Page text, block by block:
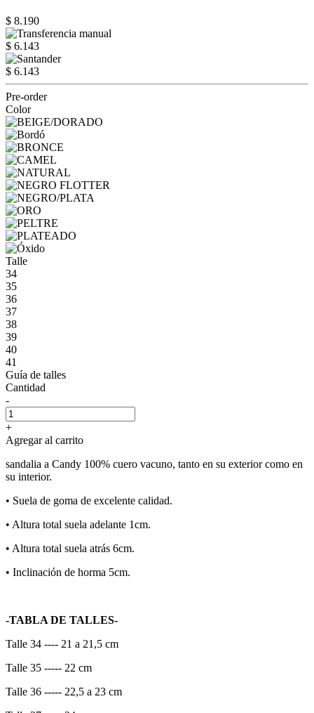
$ 8.190
$ 6.143
$ 6.143
Pre-order
Color
Talle
34
35
36
37
38
39
40
41
Guía de talles
Cantidad
-
+
Agregar al carrito
sandalia a Candy 100% cuero vacuno, tanto en su exterior como en
su interior.
•⁠ ⁠Suela de goma de excelente calidad.
•⁠ ⁠Altura total suela adelante 1cm.
•⁠ ⁠Altura total suela atrás 6cm.
•⁠ ⁠Inclinación de horma 5cm.
-TABLA DE TALLES-
Talle 34 ---- 21 a 21,5 cm
Talle 35 ----- 22 cm
Talle 36 ----- 22,5 a 23 cm